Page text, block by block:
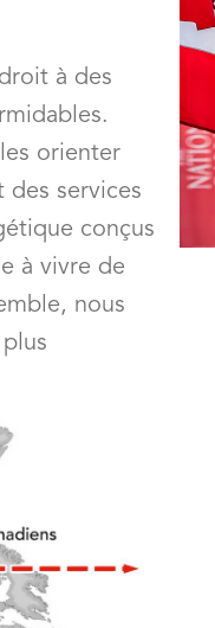
à des
orienter
des services
conçus
à vivre de
nous